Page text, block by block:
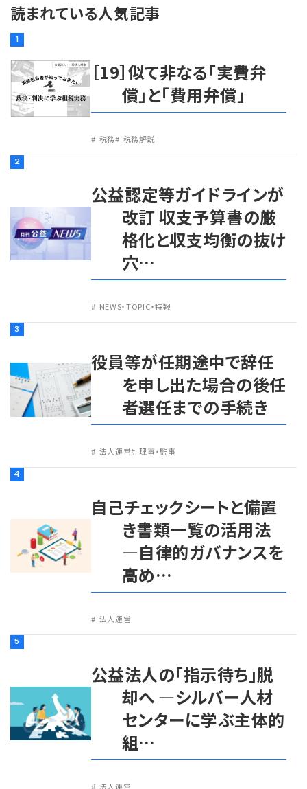
読まれている人気記事
1
［19］似て非なる「実費弁
償」と「費用弁償」
税務 税務解説
2
公益認定等ガイドラインが
改訂 収支予算書の厳
格化と収支均衡の抜け
穴…
NEWS・TOPIC・特報
3
役員等が任期途中で辞任
を申し出た場合の後任
者選任までの手続き
法人運営 理事・監事
4
自己チェックシートと備置
き書類一覧の活用法
―自律的ガバナンスを
高め…
法人運営
5
公益法人の「指示待ち」脱
却へ ―シルバー人材
センターに学ぶ主体的
組…
法人運営